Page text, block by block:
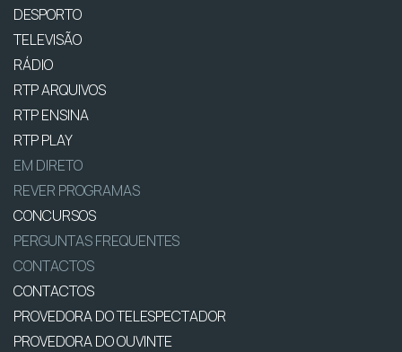
DESPORTO
TELEVISÃO
RÁDIO
RTP ARQUIVOS
RTP ENSINA
RTP PLAY
EM DIRETO
REVER PROGRAMAS
CONCURSOS
PERGUNTAS FREQUENTES
CONTACTOS
CONTACTOS
PROVEDORA DO TELESPECTADOR
PROVEDORA DO OUVINTE